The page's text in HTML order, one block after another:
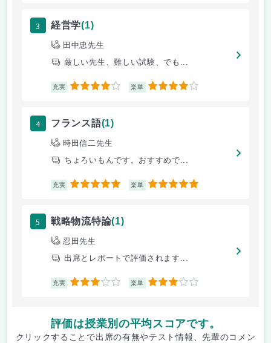
3 経営学(1)
田中忠先生
厳しい先生、難しい試験、でも...
充実 4 楽単 4
4 フランス語(1)
時田信二先生
ちょろいもんです。おすすめで...
充実 5 楽単 5
5 戦略物流特論(1)
忍田先生
出席とレポートで評価されます...
充実 3 楽単 3
評価は授業別の平均スコアです。
クリックすることで出席の有無やテスト情報、先輩のコメン